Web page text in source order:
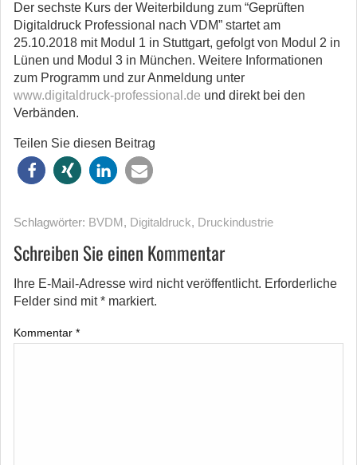
Der sechste Kurs der Weiterbildung zum “Geprüften
Digitaldruck Professional nach VDM” startet am
25.10.2018 mit Modul 1 in Stuttgart, gefolgt von Modul 2 in
Lünen und Modul 3 in München. Weitere Informationen
zum Programm und zur Anmeldung unter
www.digitaldruck-professional.de und direkt bei den
Verbänden.
Teilen Sie diesen Beitrag
Schlagwörter: BVDM, Digitaldruck, Druckindustrie
Schreiben Sie einen Kommentar
Ihre E-Mail-Adresse wird nicht veröffentlicht. Erforderliche
Felder sind mit* markiert.
Kommentar *